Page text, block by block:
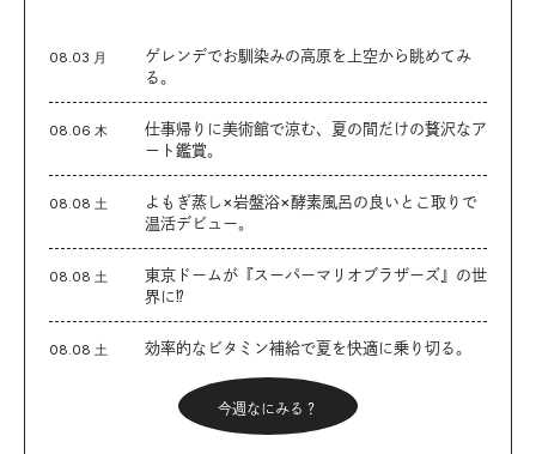
08.03 月
ゲレンデでお馴染みの高原を上空から眺めてみ
る。
08.06 木
仕事帰りに美術館で涼む、夏の間だけの贅沢なア
ート鑑賞。
08.08 土
よもぎ蒸し×岩盤浴×酵素風呂の良いとこ取りで
温活デビュー。
08.08 土
東京ドームが『スーパーマリオブラザーズ』の世
界に⁉︎
08.08 土 効率的なビタミン補給で夏を快適に乗り切る。
今週なにみる？